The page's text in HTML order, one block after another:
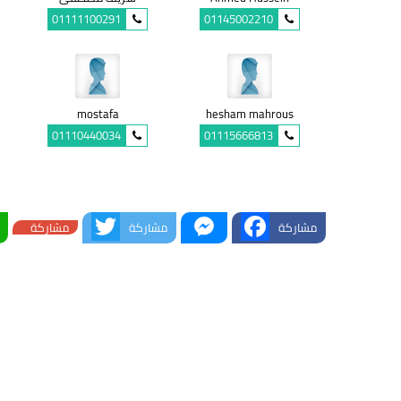
01145002210
01111100291
hesham mahrous
01115666813
mostafa
01110440034
مشاركة Facebook
Messenger
مشاركة Twitterمشاركة